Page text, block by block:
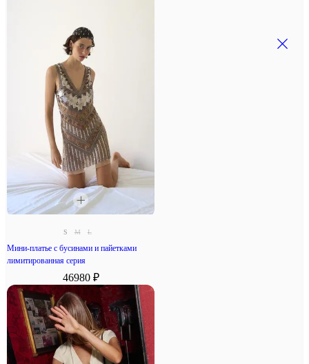
S M L
Мини-платье с бусинами и пайетками
лимитированная серия
46980 ₽